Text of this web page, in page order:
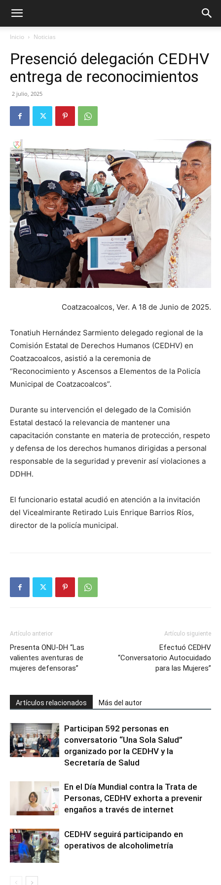
Inicio Noticias
Presenció delegación CEDHV
entrega de reconocimientos
2 julio, 2025
Coatzacoalcos, Ver. A 18 de Junio de 2025.
Tonatiuh Hernández Sarmiento delegado regional de la
Comisión Estatal de Derechos Humanos (CEDHV) en
Coatzacoalcos, asistió a la ceremonia de
“Reconocimiento y Ascensos a Elementos de la Policía
Municipal de Coatzacoalcos”.
Durante su intervención el delegado de la Comisión
Estatal destacó la relevancia de mantener una
capacitación constante en materia de protección, respeto
y defensa de los derechos humanos dirigidas a personal
responsable de la seguridad y prevenir así violaciones a
DDHH.
El funcionario estatal acudió en atención a la invitación
del Vicealmirante Retirado Luis Enrique Barrios Ríos,
director de la policía municipal.
Artículo anterior
Presenta ONU-DH “Las
valientes aventuras de
mujeres defensoras”
Artículo siguiente
Efectuó CEDHV
“Conversatorio Autocuidado
para las Mujeres”
Artículos relacionados Más del autor
Participan 592 personas en
conversatorio “Una Sola Salud”
organizado por la CEDHV y la
Secretaría de Salud
En el Día Mundial contra la Trata de
Personas, CEDHV exhorta a prevenir
engaños a través de internet
CEDHV seguirá participando en
operativos de alcoholimetría